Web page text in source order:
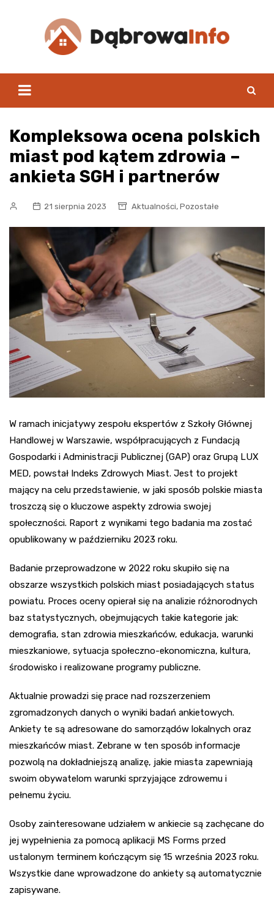
Kompleksowa ocena polskich
miast pod kątem zdrowia –
ankieta SGH i partnerów
21 sierpnia 2023 Aktualności, Pozostałe
W ramach inicjatywy zespołu ekspertów z Szkoły Głównej
Handlowej w Warszawie, współpracujących z Fundacją
Gospodarki i Administracji Publicznej (GAP) oraz Grupą LUX
MED, powstał Indeks Zdrowych Miast. Jest to projekt
mający na celu przedstawienie, w jaki sposób polskie miasta
troszczą się o kluczowe aspekty zdrowia swojej
społeczności. Raport z wynikami tego badania ma zostać
opublikowany w październiku 2023 roku.
Badanie przeprowadzone w 2022 roku skupiło się na
obszarze wszystkich polskich miast posiadających status
powiatu. Proces oceny opierał się na analizie różnorodnych
baz statystycznych, obejmujących takie kategorie jak:
demografia, stan zdrowia mieszkańców, edukacja, warunki
mieszkaniowe, sytuacja społeczno-ekonomiczna, kultura,
środowisko i realizowane programy publiczne.
Aktualnie prowadzi się prace nad rozszerzeniem
zgromadzonych danych o wyniki badań ankietowych.
Ankiety te są adresowane do samorządów lokalnych oraz
mieszkańców miast. Zebrane w ten sposób informacje
pozwolą na dokładniejszą analizę, jakie miasta zapewniają
swoim obywatelom warunki sprzyjające zdrowemu i
pełnemu życiu.
Osoby zainteresowane udziałem w ankiecie są zachęcane do
jej wypełnienia za pomocą aplikacji MS Forms przed
ustalonym terminem kończącym się 15 września 2023 roku.
Wszystkie dane wprowadzone do ankiety są automatycznie
zapisywane.